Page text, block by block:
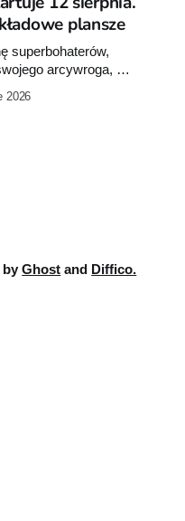
plansze
superbohaterów,
arcywroga, a
Arturem na czele.
2026
byGhost and Diffico.